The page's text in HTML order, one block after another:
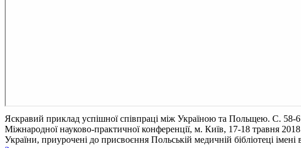
Яскравий приклад успішної співпраці між Україною та Польщею. С. 58-
Міжнародної науково-практичної конференції, м. Київ, 17-18 травня
України, приурочені до присвоєння Польській медичній бібліотеці імені